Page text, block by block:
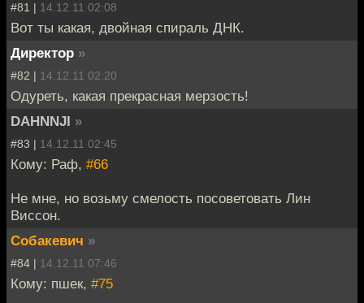
#81 | 14.12.11 02:08
Вот ты какая, двойная спираль ДНК.
Директор »
#82 | 14.12.11 02:20
Одуреть, какая прекрасная мерзость!
DAHNNJI »
#83 | 14.12.11 02:45
Кому: Раф, #66
Не мне, но возьму смелость посоветовать Лин
Виссон.
Собакевич »
#84 | 14.12.11 07:46
Кому: пшек, #75